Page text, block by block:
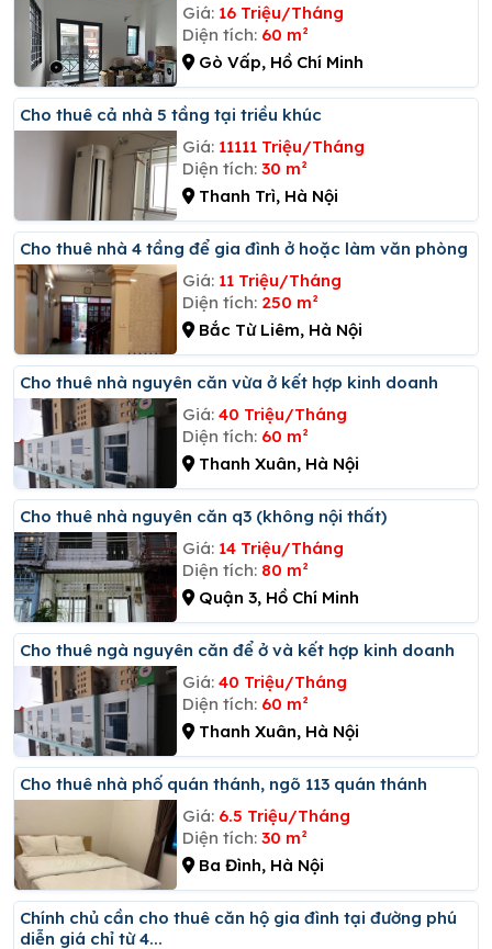
Giá: 16 Triệu/Tháng
Diện tích: 60 m²
Gò Vấp, Hồ Chí Minh
Cho thuê cả nhà 5 tầng tại triều khúc
Giá: 11111 Triệu/Tháng
Diện tích: 30 m²
Thanh Trì, Hà Nội
Cho thuê nhà 4 tầng để gia đình ở hoặc làm văn phòng
Giá: 11 Triệu/Tháng
Diện tích: 250 m²
Bắc Từ Liêm, Hà Nội
Cho thuê nhà nguyên căn vừa ở kết hợp kinh doanh
Giá: 40 Triệu/Tháng
Diện tích: 60 m²
Thanh Xuân, Hà Nội
Cho thuê nhà nguyên căn q3 (không nội thất)
Giá: 14 Triệu/Tháng
Diện tích: 80 m²
Quận 3, Hồ Chí Minh
Cho thuê ngà nguyên căn để ở và kết hợp kinh doanh
Giá: 40 Triệu/Tháng
Diện tích: 60 m²
Thanh Xuân, Hà Nội
Cho thuê nhà phố quán thánh, ngõ 113 quán thánh
Giá: 6.5 Triệu/Tháng
Diện tích: 30 m²
Ba Đình, Hà Nội
Chính chủ cần cho thuê căn hộ gia đình tại đường phú
diễn giá chỉ từ 4...